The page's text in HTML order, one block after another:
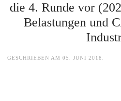
die 4. Runde vor
Belastungen und
GESCHRIEBEN AM 05. JUNI 2018